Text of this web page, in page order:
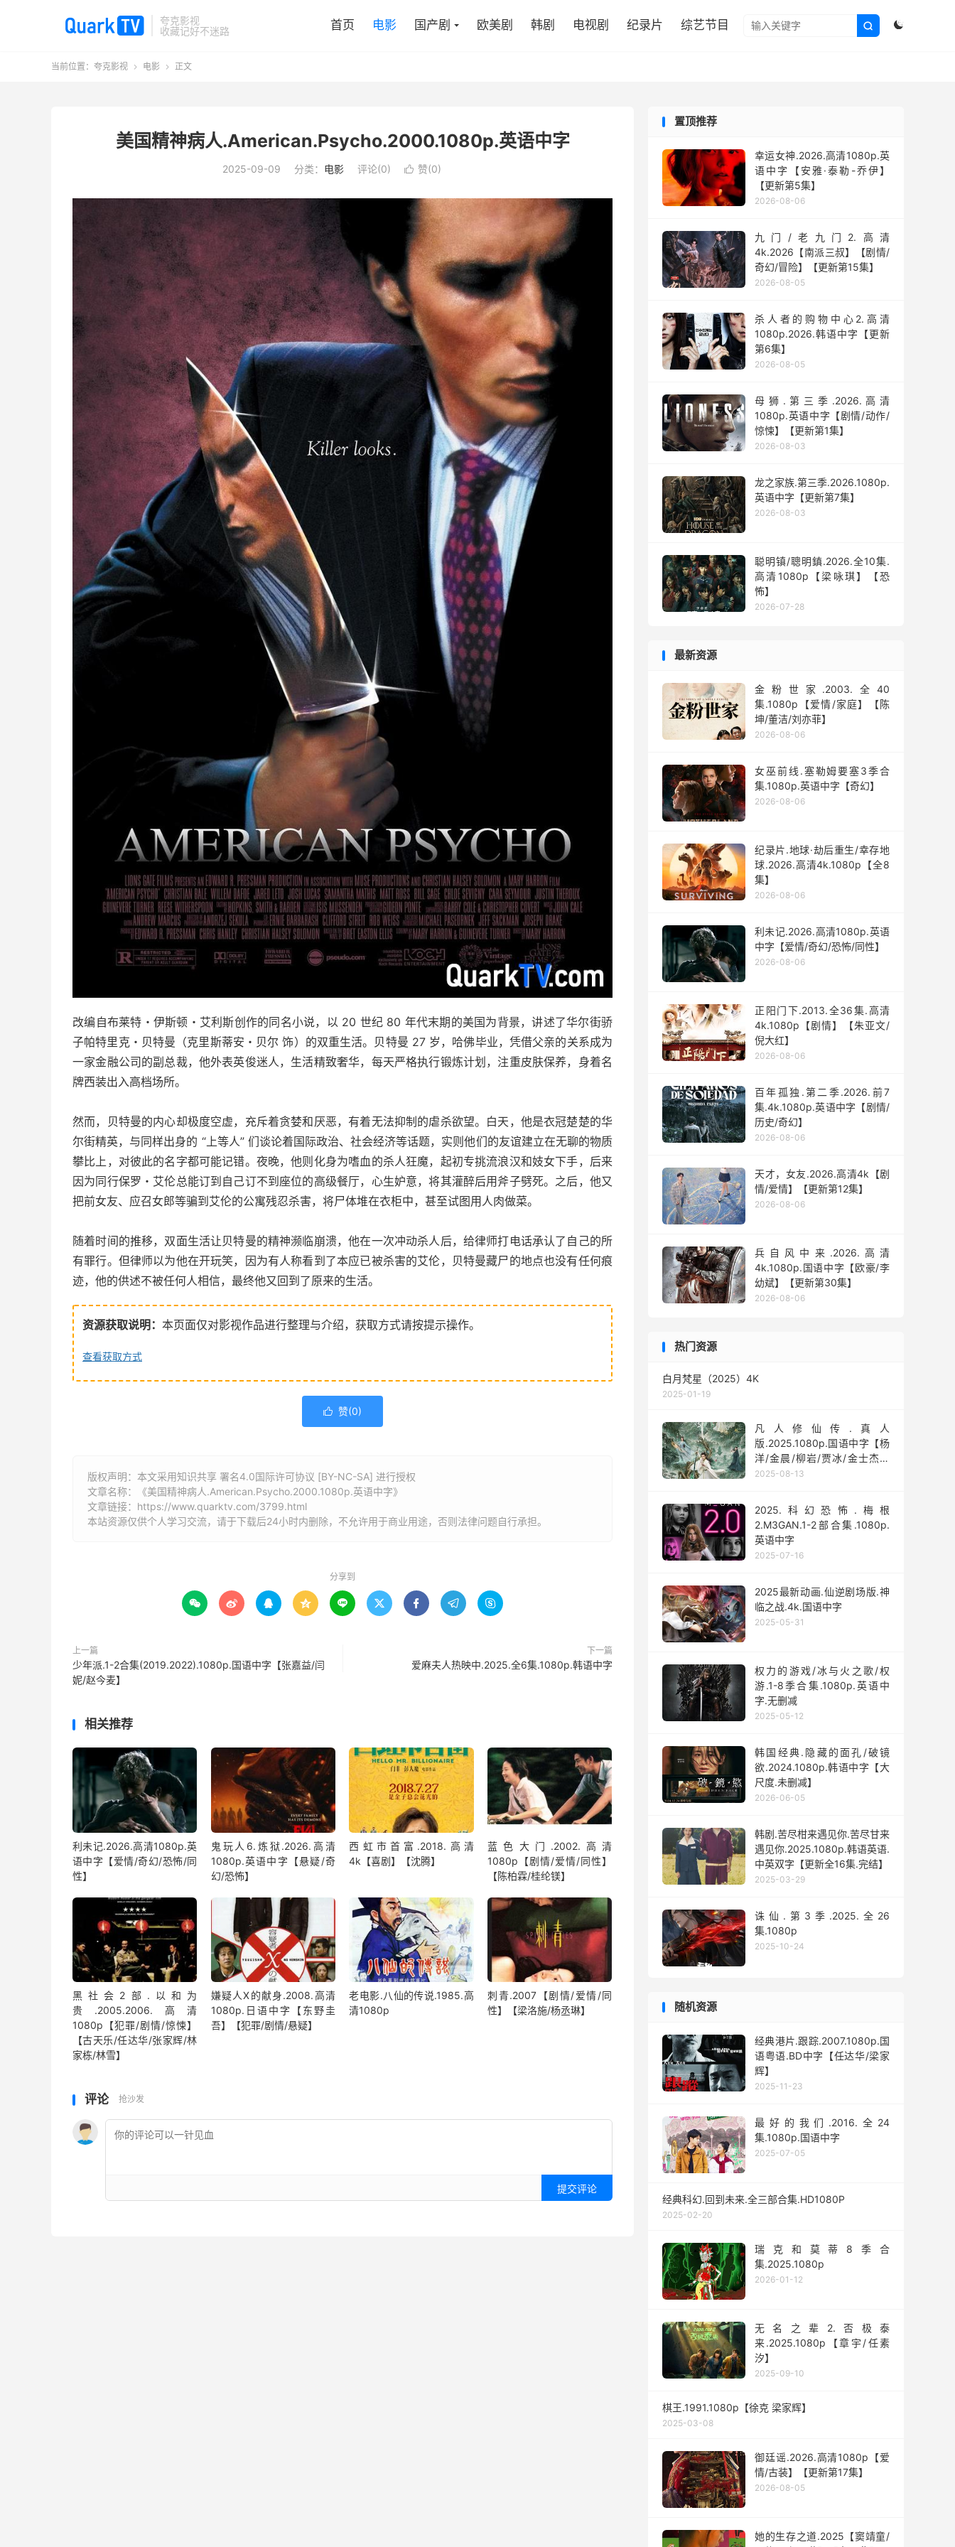
夸克影视
收藏记好不迷路


首页 电影 国产剧 欧美剧 韩剧 电视剧 纪录片 综艺节目
当前位置： 夸克影视  电影  正文
美国精神病人.American.Psycho.2000.1080p.英语中字
2025-09-09 分类： 电影 评论(0)  赞(0)
改编自布莱特・伊斯顿・艾利斯创作的同名小说，以 20 世纪 80 年代末期的美国为背景，讲述了华尔街骄
子帕特里克・贝特曼（克里斯蒂安・贝尔 饰）的双重生活。贝特曼 27 岁，哈佛毕业，凭借父亲的关系成为
一家金融公司的副总裁，他外表英俊迷人，生活精致奢华，每天严格执行锻炼计划，注重皮肤保养，身着名
牌西装出入高档场所。
然而，贝特曼的内心却极度空虚，充斥着贪婪和厌恶，有着无法抑制的虐杀欲望。白天，他是衣冠楚楚的华
尔街精英，与同样出身的 “上等人” 们谈论着国际政治、社会经济等话题，实则他们的友谊建立在无聊的物质
攀比上，对彼此的名字都可能记错。夜晚，他则化身为嗜血的杀人狂魔，起初专挑流浪汉和妓女下手，后来
因为同行保罗・艾伦总能订到自己订不到座位的高级餐厅，心生妒意，将其灌醉后用斧子劈死。之后，他又
把前女友、应召女郎等骗到艾伦的公寓残忍杀害，将尸体堆在衣柜中，甚至试图用人肉做菜。
随着时间的推移，双面生活让贝特曼的精神濒临崩溃，他在一次冲动杀人后，给律师打电话承认了自己的所
有罪行。但律师以为他在开玩笑，因为有人称看到了本应已被杀害的艾伦，贝特曼藏尸的地点也没有任何痕
迹，他的供述不被任何人相信，最终他又回到了原来的生活。
资源获取说明： 本页面仅对影视作品进行整理与介绍，获取方式请按提示操作。
查看获取方式
 赞(0)
版权声明：本文采用知识共享 署名4.0国际许可协议 [BY-NC-SA] 进行授权
文章名称：《美国精神病人.American.Psycho.2000.1080p.英语中字》
文章链接： https://www.quarktv.com/3799.html
本站资源仅供个人学习交流，请于下载后24小时内删除，不允许用于商业用途，否则法律问题自行承担。
分享到
        
上一篇
少年派.1-2合集(2019.2022).1080p.国语中字【张嘉益/闫
妮/赵今麦】
下一篇
爱麻夫人热映中.2025.全6集.1080p.韩语中字
相关推荐
利未记.2026.高清1080p.英
语中字【爱情/奇幻/恐怖/同
性】
鬼玩人6.炼狱.2026.高清
1080p.英语中字【悬疑/奇
幻/恐怖】
西虹市首富.2018.高清
4k【喜剧】【沈腾】
蓝色大门.2002.高清
1080p【剧情/爱情/同性】
【陈柏霖/桂纶镁】
黑社会2部.以和为
贵.2005.2006.高清
1080p【犯罪/剧情/惊悚】
【古天乐/任达华/张家辉/林
家栋/林雪】
嫌疑人X的献身.2008.高清
1080p.日语中字【东野圭
吾】【犯罪/剧情/悬疑】
老电影.八仙的传说.1985.高
清1080p
刺青.2007【剧情/爱情/同
性】【梁洛施/杨丞琳】
评论 抢沙发
提交评论
置顶推荐
幸运女神.2026.高清1080p.英
语中字【安雅·泰勒-乔伊】
【更新第5集】
2026-08-06
九门/老九门2.高清
4k.2026【南派三叔】【剧情/
奇幻/冒险】【更新第15集】
2026-08-05
杀人者的购物中心2.高清
1080p.2026.韩语中字【更新
第6集】
2026-08-05
母狮.第三季.2026.高清
1080p.英语中字【剧情/动作/
惊悚】【更新第1集】
2026-08-03
龙之家族.第三季.2026.1080p.
英语中字【更新第7集】
2026-08-03
聪明镇/聰明鎮.2026.全10集.
高清1080p【梁咏琪】【恐
怖】
2026-07-28
最新资源
金粉世家.2003.全40
集.1080p【爱情/家庭】【陈
坤/董洁/刘亦菲】
2026-08-06
女巫前线.塞勒姆要塞3季合
集.1080p.英语中字【奇幻】
2026-08-06
纪录片.地球·劫后重生/幸存地
球.2026.高清4k.1080p【全8
集】
2026-08-06
利未记.2026.高清1080p.英语
中字【爱情/奇幻/恐怖/同性】
2026-08-06
正阳门下.2013.全36集.高清
4k.1080p【剧情】【朱亚文/
倪大红】
2026-08-06
百年孤独.第二季.2026.前7
集.4k.1080p.英语中字【剧情/
历史/奇幻】
2026-08-06
天才，女友.2026.高清4k【剧
情/爱情】【更新第12集】
2026-08-06
兵自风中来‎.2026.高清
4k.1080p.国语中字【欧豪/李
幼斌】【更新第30集】
2026-08-06
热门资源
白月梵星（2025）4K
2025-01-19
凡人修仙传.真人
版.2025.1080p.国语中字【杨
洋/金晨/柳岩/贾冰/金士杰】
【全30集】
2025-08-13
2025.科幻恐怖.梅根
2.M3GAN.1-2部合集.1080p.
英语中字
2025-07-16
2025最新动画.仙逆剧场版.神
临之战.4k.国语中字
2025-05-31
权力的游戏/冰与火之歌/权
游.1-8季合集.1080p.英语中
字.无删减
2025-05-12
韩国经典.隐藏的面孔/破镜
欲.2024.1080p.韩语中字【大
尺度.未删减】
2026-06-05
韩剧.苦尽柑来遇见你.苦尽甘来
遇见你.2025.1080p.韩语英语.
中英双字【更新全16集.完结】
2025-03-29
诛仙.第3季.2025.全26
集.1080p
2025-10-24
随机资源
经典港片.跟踪.2007.1080p.国
语粤语.BD中字【任达华/梁家
辉】
2025-11-23
最好的我们.2016.全24
集.1080p.国语中字
2025-07-05
经典科幻.回到未来.全三部合集.HD1080P
2025-02-20
瑞克和莫蒂8季合
集.2025.1080p
2026-01-12
无名之辈2.否极泰
来.2025.1080p【章宇/任素
汐】
2025-09-10
棋王.1991.1080p【徐克 梁家辉】
2025-03-08
御廷谣.2026.高清1080p【爱
情/古装】【更新第17集】
2026-08-05
她的生存之道.2025【窦靖童/